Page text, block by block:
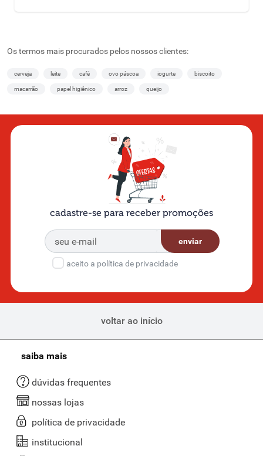
Os termos mais procurados pelos nossos clientes:
cerveja leite café ovo páscoa iogurte biscoito
macarrão papel higiênico arroz queijo
cadastre-se para receber promoções
enviar
aceito a política de privacidade
voltar ao início
saiba mais
dúvidas frequentes
nossas lojas
política de privacidade
institucional